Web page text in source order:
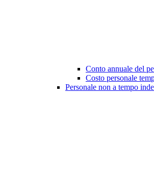
Conto annuale del
Costo personale
Personale non a tempo